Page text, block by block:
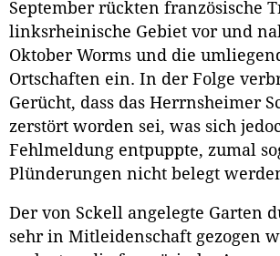
September rückten französische
linksrheinische Gebiet vor und
Oktober Worms und die
Ortschaften ein. In der Folge
Gerücht, dass das Herrnsheimer
zerstört worden sei, was sich
Fehlmeldung entpuppte, zumal
Plünderungen nicht belegt
Der von Sckell angelegte Garten
sehr in Mitleidenschaft gezogen